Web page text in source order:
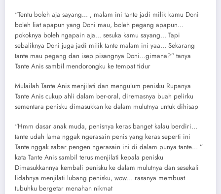
“Tentu boleh aja sayang… , malam ini tante jadi milik kamu Doni
boleh liat apapun yang Doni mau, boleh pegang apapun…
pokoknya boleh ngapain aja… sesuka kamu sayang… Tapi
sebaliknya Doni juga jadi milik tante malam ini yaa… Sekarang
tante mau pegang dan isep pisangnya Doni…gimana?” tanya
Tante Anis sambil mendorongku ke tempat tidur
Mulailah Tante Anis menjilati dan mengulum penisku Rupanya
Tante Anis cukup ahli dalam ber-oral, diremasnya buah pelirku
sementara penisku dimasukkan ke dalam mulutnya untuk dihisap
“Hmm dasar anak muda, penisnya keras banget kalau berdiri…
tante udah lama nggak ngerasain penis yang keras seperti ini
Tante nggak sabar pengen ngerasain ini di dalam punya tante… ”
kata Tante Anis sambil terus menjilati kepala penisku
Dimasukkannya kembali penisku ke dalam mulutnya dan sesekali
lidahnya menjilati lubang penisku, wow… rasanya membuat
tubuhku bergetar menahan nikmat